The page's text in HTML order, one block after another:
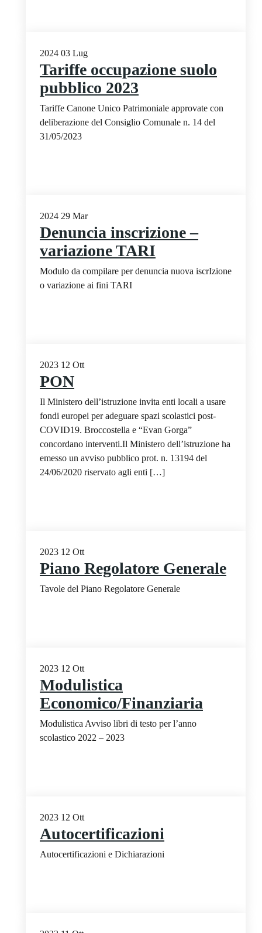
2024 03 Lug
Tariffe occupazione suolo
pubblico 2023
Tariffe Canone Unico Patrimoniale approvate con
deliberazione del Consiglio Comunale n. 14 del
31/05/2023
2024 29 Mar
Denuncia inscrizione –
variazione TARI
Modulo da compilare per denuncia nuova iscrIzione
o variazione ai fini TARI
2023 12 Ott
PON
Il Ministero dell’istruzione invita enti locali a usare
fondi europei per adeguare spazi scolastici post-
COVID19. Broccostella e “Evan Gorga”
concordano interventi.Il Ministero dell’istruzione ha
emesso un avviso pubblico prot. n. 13194 del
24/06/2020 riservato agli enti […]
2023 12 Ott
Piano Regolatore Generale
Tavole del Piano Regolatore Generale
2023 12 Ott
Modulistica
Economico/Finanziaria
Modulistica Avviso libri di testo per l’anno
scolastico 2022 – 2023
2023 12 Ott
Autocertificazioni
Autocertificazioni e Dichiarazioni